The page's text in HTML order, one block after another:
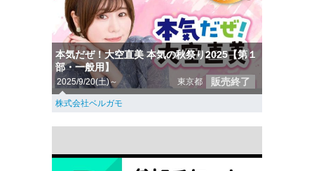
本気だぜ！大空直美 本気の秋祭り2025【第１
部・一般用】
2025/9/20(土)～ 東京都 販売終了
株式会社ベルガモ